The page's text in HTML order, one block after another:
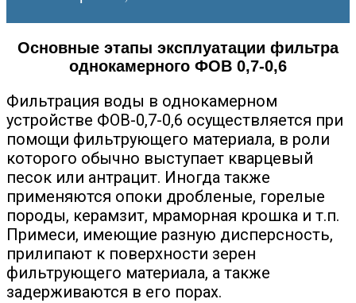
Основные этапы эксплуатации фильтра
однокамерного ФОВ 0,7-0,6
Фильтрация воды в однокамерном
устройстве ФОВ-0,7-0,6 осуществляется при
помощи фильтрующего материала, в роли
которого обычно выступает кварцевый
песок или антрацит. Иногда также
применяются опоки дробленые, горелые
породы, керамзит, мраморная крошка и т.п.
Примеси, имеющие разную дисперсность,
прилипают к поверхности зерен
фильтрующего материала, а также
задерживаются в его порах.